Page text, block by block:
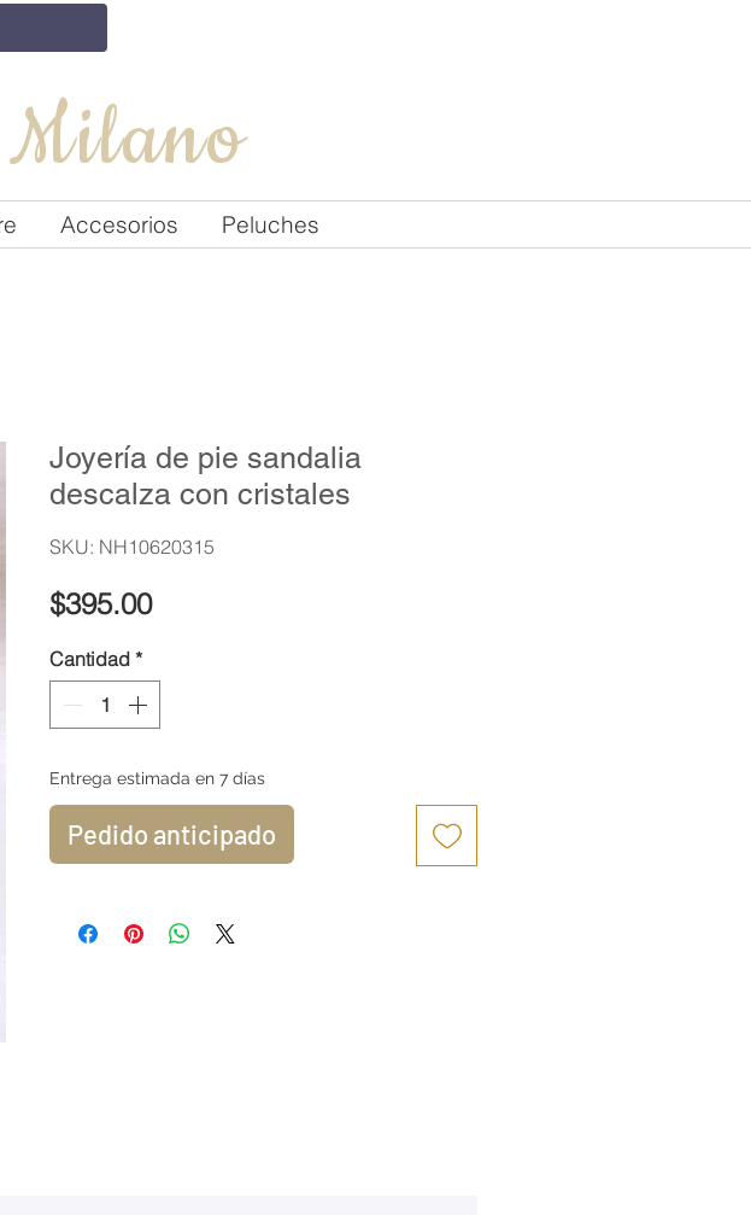
Milano
Accesorios Peluches
Joyería de pie sandalia
descalza con cristales
SKU: NH10620315
$395.00Precio
Cantidad *
Entrega estimada en 7 días
Pedido anticipado